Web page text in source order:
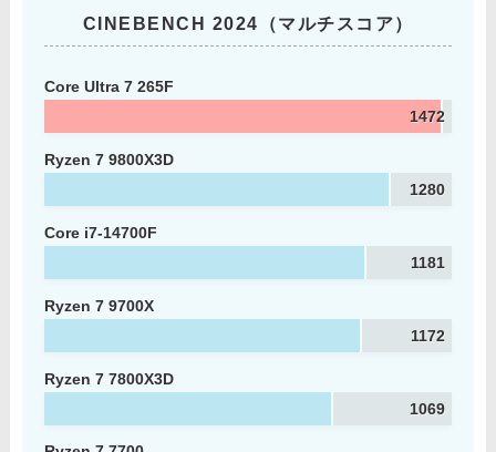
CINEBENCH 2024（マルチスコア）
Core Ultra 7 265F
1472
Ryzen 7 9800X3D
1280
Core i7-14700F
1181
Ryzen 7 9700X
1172
Ryzen 7 7800X3D
1069